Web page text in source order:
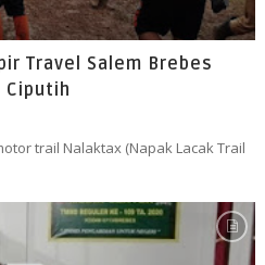
Travel Salem Brebes
Ciputih
trail Nalaktax (Napak Lacak Trail